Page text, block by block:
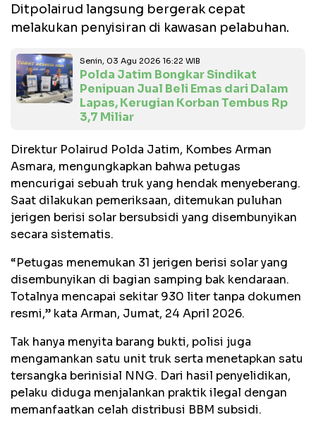
Ditpolairud langsung bergerak cepat
melakukan penyisiran di kawasan pelabuhan.
Senin, 03 Agu 2026 16:22 WIB
Polda Jatim Bongkar Sindikat
Penipuan Jual Beli Emas dari Dalam
Lapas, Kerugian Korban Tembus Rp
3,7 Miliar
Direktur Polairud Polda Jatim, Kombes Arman
Asmara, mengungkapkan bahwa petugas
mencurigai sebuah truk yang hendak menyeberang.
Saat dilakukan pemeriksaan, ditemukan puluhan
jerigen berisi solar bersubsidi yang disembunyikan
secara sistematis.
“Petugas menemukan 31 jerigen berisi solar yang
disembunyikan di bagian samping bak kendaraan.
Totalnya mencapai sekitar 930 liter tanpa dokumen
resmi,” kata Arman, Jumat, 24 April 2026.
Tak hanya menyita barang bukti, polisi juga
mengamankan satu unit truk serta menetapkan satu
tersangka berinisial NNG. Dari hasil penyelidikan,
pelaku diduga menjalankan praktik ilegal dengan
memanfaatkan celah distribusi BBM subsidi.